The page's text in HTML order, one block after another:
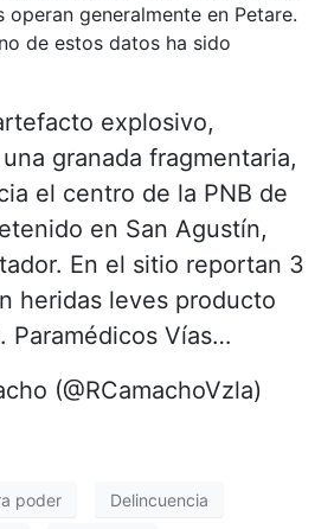
operan generalmente en Petare.
de estos datos ha sido
explosivo,
granada fragmentaria,
el centro de la PNB de
en San Agustín,
En el sitio reportan 3
heridas leves producto
Paramédicos Vías…
(@RCamachoVzla)
poder Delincuencia